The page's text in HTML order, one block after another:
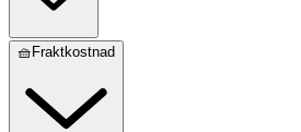
🧺Fraktkostnad